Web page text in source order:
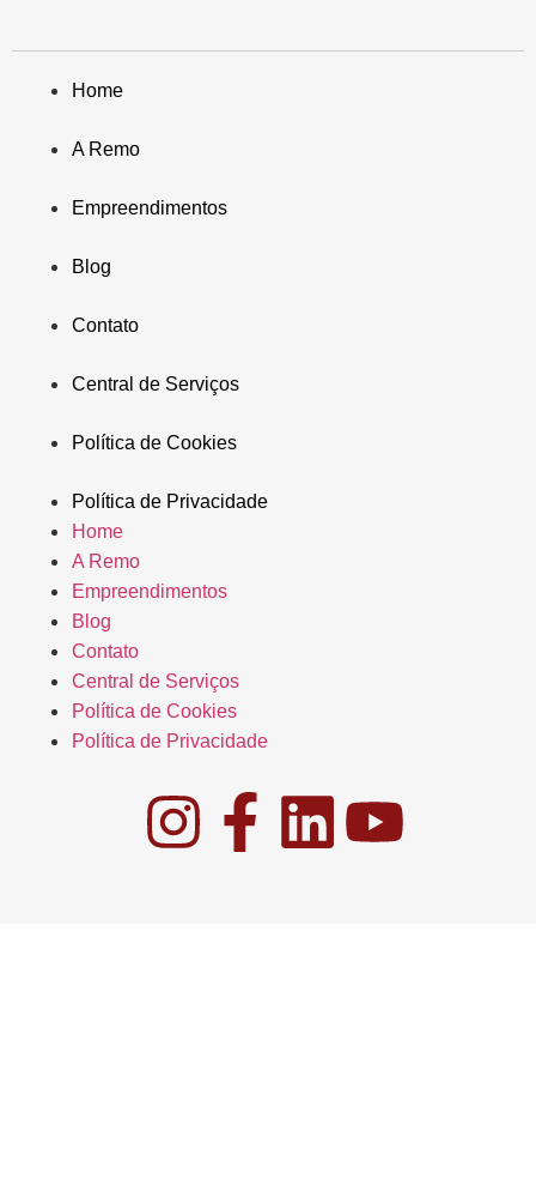
Home
A Remo
Empreendimentos
Blog
Contato
Central de Serviços
Política de Cookies
Política de Privacidade
Home
A Remo
Empreendimentos
Blog
Contato
Central de Serviços
Política de Cookies
Política de Privacidade